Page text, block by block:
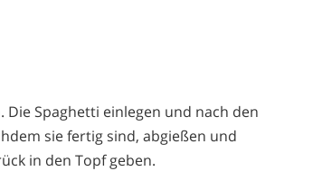
Die Spaghetti einlegen und nach den
sie fertig sind, abgießen und
in den Topf geben.